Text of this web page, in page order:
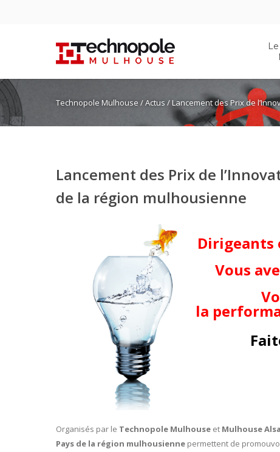
Technopole Mulhouse /Actus / Lancement des Prix de
Lancement des Prix de
de la région mulhousienne
Vous
la
Organisés par le Technopole Mulhouse et Mulhouse
Pays de la région mulhousienne permettent de